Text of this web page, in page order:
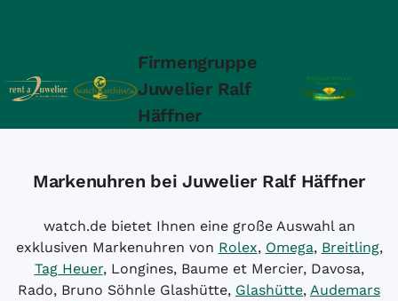
Firmengruppe
Juwelier Ralf
Häffner
Markenuhren bei Juwelier Ralf Häffner
watch.de bietet Ihnen eine große Auswahl an
exklusiven Markenuhren von Rolex, Omega, Breitling,
Tag Heuer, Longines, Baume et Mercier, Davosa,
Rado, Bruno Söhnle Glashütte, Glashütte, Audemars